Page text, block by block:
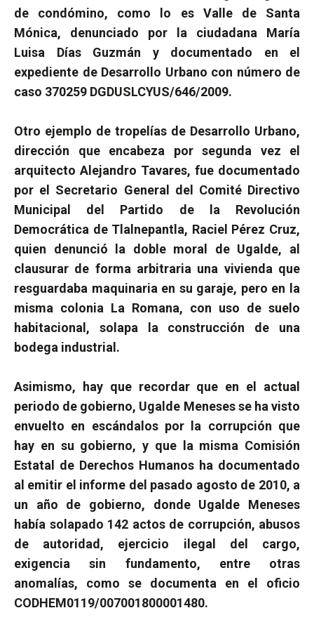
de condómino, como lo es Valle de Santa
Mónica, denunciado por la ciudadana María
Luisa Días Guzmán y documentado en el
expediente de Desarrollo Urbano con número de
caso 370259 DGDUSLCYUS/646/2009.
Otro ejemplo de tropelías de Desarrollo Urbano,
dirección que encabeza por segunda vez el
arquitecto Alejandro Tavares, fue documentado
por el Secretario General del Comité Directivo
Municipal del Partido de la Revolución
Democrática de Tlalnepantla, Raciel Pérez Cruz,
quien denunció la doble moral de Ugalde, al
clausurar de forma arbitraria una vivienda que
resguardaba maquinaria en su garaje, pero en la
misma colonia La Romana, con uso de suelo
habitacional, solapa la construcción de una
bodega industrial.
Asimismo, hay que recordar que en el actual
periodo de gobierno, Ugalde Meneses se ha visto
envuelto en escándalos por la corrupción que
hay en su gobierno, y que la misma Comisión
Estatal de Derechos Humanos ha documentado
al emitir el informe del pasado agosto de 2010, a
un año de gobierno, donde Ugalde Meneses
había solapado 142 actos de corrupción, abusos
de autoridad, ejercicio ilegal del cargo,
exigencia sin fundamento, entre otras
anomalías, como se documenta en el oficio
CODHEM0119/007001800001480.